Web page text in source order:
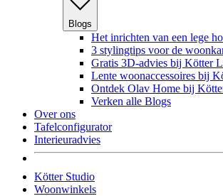
Blogs
Het inrichten van een lege
3 stylingtips voor de
Gratis 3D-advies bij Kötter
Lente woonaccessoires bij
Ontdek Olav Home bij
Verken alle Blogs
Over ons
Tafelconfigurator
Interieuradvies
Kötter Studio
Woonwinkels